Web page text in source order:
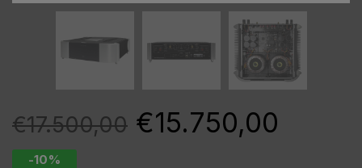
€17.500,00 €15.750,00
-10%